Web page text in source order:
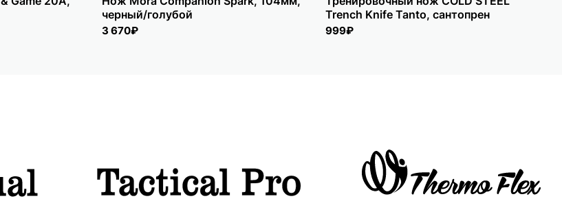
черный/голубой
3 670₽
Trench Knife Tanto, сантопрен
999₽